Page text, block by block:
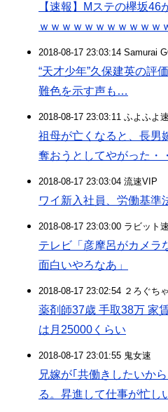
【速報】Mステの欅坂46
ｗｗｗｗｗｗｗｗｗｗｗ
2018-08-17 23:03:14 Samurai
“天才少年”久保建英の評
難色を示す声も…
2018-08-17 23:03:11 ふよふよ速
祖母が亡くなると、長男
奪おうとしてやがった・
2018-08-17 23:03:04 流速VIP
ワイ新入社員、労働基準
2018-08-17 23:03:00 ラビット
テレビ「彦摩呂がカメラ
面白いやろなあ」
2018-08-17 23:02:54 ２ろぐち
薬剤師37歳 手取38万 家
は月25000くらい
2018-08-17 23:01:55 鬼女速
兄嫁が｢共働きしたいか
る。昇進して仕事が忙し